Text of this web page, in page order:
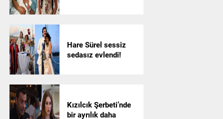
Hare Sürel sessiz
sedasız evlendi!
Kızılcık Şerbeti’nde
bir ayrılık daha